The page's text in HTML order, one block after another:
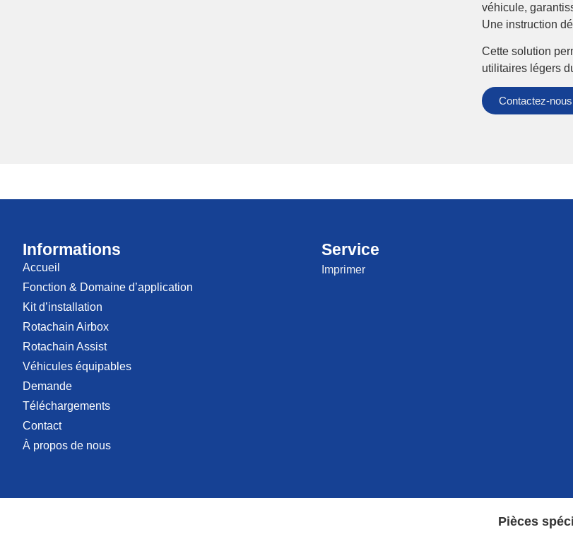
véhicule,
Une instruction
Cette solution
utilitaires légers
Contactez-
Informations
Accueil
Fonction & Domaine d’application
Kit d’installation
Rotachain Airbox
Rotachain Assist
Véhicules équipables
Demande
Téléchargements
Contact
À propos de nous
Service
Imprimer
Pièces